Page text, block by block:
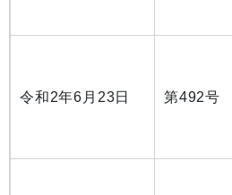
令和2年6月23日 第492号